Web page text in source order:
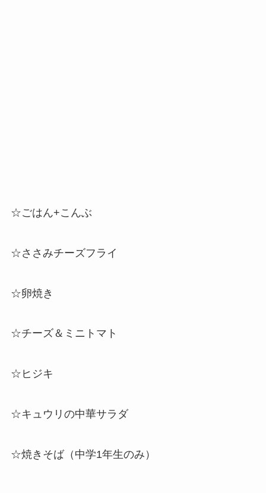
☆ごはん+こんぶ
☆ささみチーズフライ
☆卵焼き
☆チーズ＆ ミニトマト
☆ヒジキ
☆キュウリの中華サラダ
☆焼きそば（中学1年生のみ）